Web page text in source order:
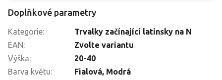
Doplňkové parametry
Kategorie:
Trvalky začínající latinsky na N
EAN:
Zvolte variantu
Výška:
20-40
Barva květu: Fialová, Modrá